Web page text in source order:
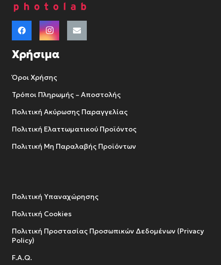
Χρήσιμα
Όροι Χρήσης
Τρόποι Πληρωμής – Αποστολής
Πολιτική Ακύρωσης Παραγγελίας
Πολιτική Ελαττωματικού Προϊόντος
Πολιτική Μη Παραλαβής Προϊόντων
Πολιτική Υπαναχώρησης
Πολιτική Cookies
Πολιτική Προστασίας Προσωπικών Δεδομένων (Privacy
Policy)
F.A.Q.